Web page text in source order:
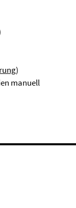
)
manuell